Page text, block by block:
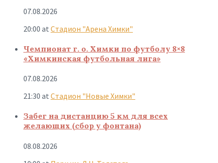
07.08.2026
20:00 at Стадион "Арена Химки"
Чемпионат г. о. Химки по футболу 8×8
«Химкинская футбольная лига»
07.08.2026
21:30 at Стадион "Новые Химки"
Забег на дистанцию 5 км для всех
желающих (сбор у фонтана)
08.08.2026